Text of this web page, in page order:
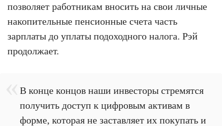
позволяет работникам вносить на свои личные
накопительные пенсионные счета часть
зарплаты до уплаты подоходного налога. Рэй
продолжает.
В конце концов наши инвесторы стремятся
получить доступ к цифровым активам в
форме, которая не заставляет их покупать и